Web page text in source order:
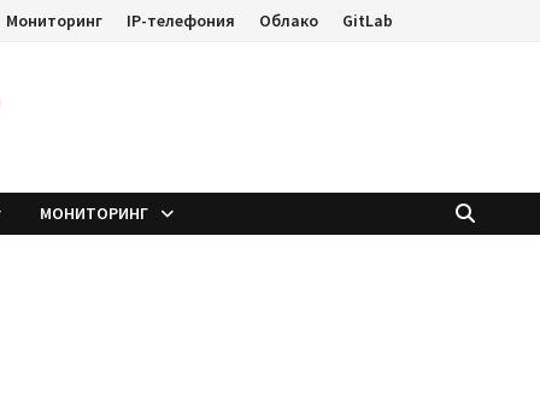
Мониторинг IP-телефония Облако GitLab
МОНИТОРИНГ